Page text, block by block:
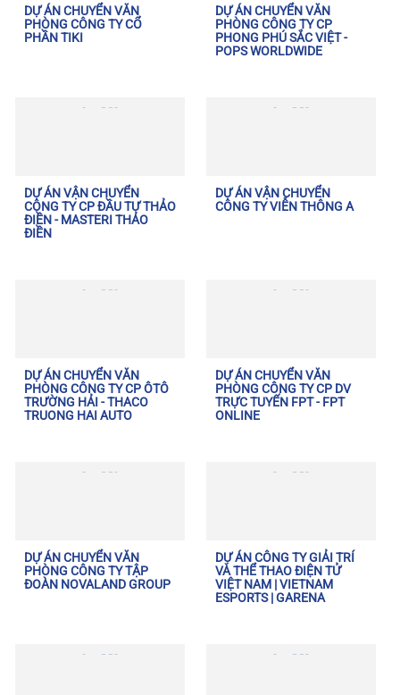
DỰ ÁN CHUYỂN VĂN
PHÒNG CÔNG TY CỔ
PHẦN TIKI
DỰ ÁN CHUYỂN VĂN
PHÒNG CÔNG TY CP
PHONG PHÚ SẮC VIỆT -
POPS WORLDWIDE
DỰ ÁN VẬN CHUYỂN
CÔNG TY CP ĐẦU TƯ THẢO
ĐIỀN - MASTERI THẢO
ĐIỀN
DỰ ÁN VẬN CHUYỂN
CÔNG TY VIỄN THÔNG A
DỰ ÁN CHUYỂN VĂN
PHÒNG CÔNG TY CP ÔTÔ
TRƯỜNG HẢI - THACO
TRUONG HAI AUTO
DỰ ÁN CHUYỂN VĂN
PHÒNG CÔNG TY CP DV
TRỰC TUYẾN FPT - FPT
ONLINE
DỰ ÁN CHUYỂN VĂN
PHÒNG CÔNG TY TẬP
ĐOÀN NOVALAND GROUP
DỰ ÁN CÔNG TY GIẢI TRÍ
VÀ THỂ THAO ĐIỆN TỬ
VIỆT NAM | VIETNAM
ESPORTS | GARENA